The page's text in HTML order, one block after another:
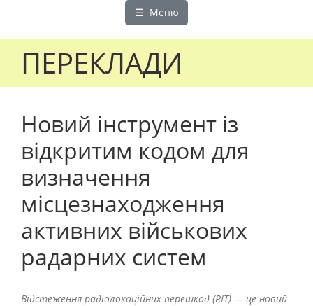
☰ Меню
ПЕРЕКЛАДИ
Новий інструмент із
відкритим кодом для
визначення
місцезнаходження
активних військових
радарних систем
Відстеження радіолокаційних перешкод (RIT) — це новий